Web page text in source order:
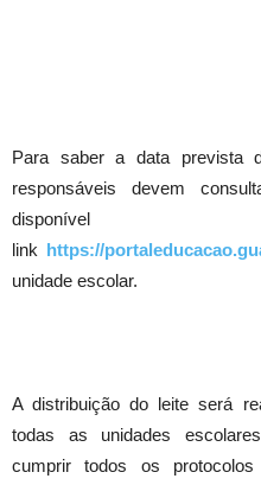
Para saber a data prevista
responsáveis devem
link https://
unidade escolar.
A distribuição do leite será
todas as unidades
cumprir todos os